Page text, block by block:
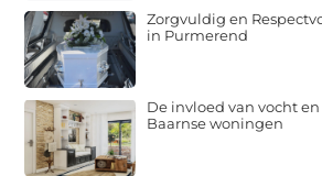
Zorgvuldig en
in Purmerend
De invloed van vocht
Baarnse woningen